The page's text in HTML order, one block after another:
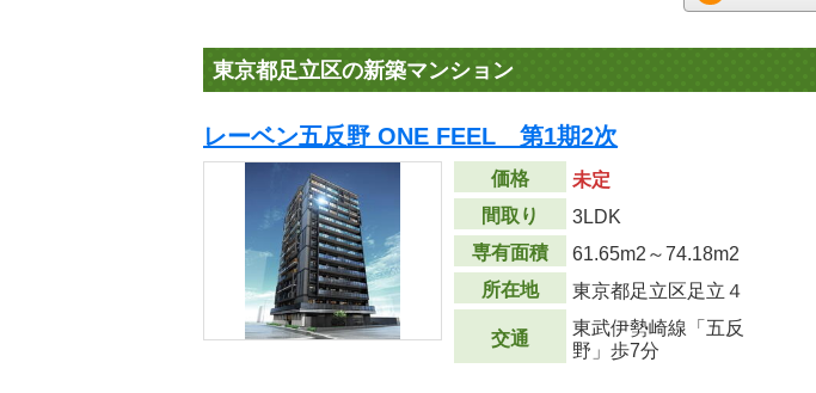
東京都足立区の新築マンション
レーベン五反野 ONE FEEL 第1期2次
価格
未定
間取り
3LDK
専有面積
61.65m2 ～74.18m2
所在地
東京都足立区足立４
交通
東武伊勢崎線「五反
野」歩7分